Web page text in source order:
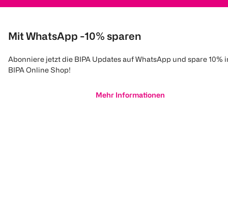
Mit WhatsApp -10% sparen
Abonniere jetzt die BIPA Updates auf WhatsApp und spare 10%
BIPA Online Shop!
Mehr Informationen